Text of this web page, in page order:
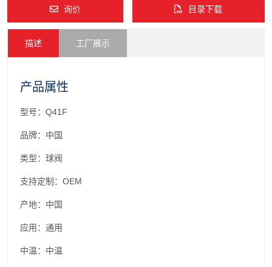
询价 目录下载
描述 工厂展示
产品属性
型号：Q41F
品牌：中国
类型：球阀
支持定制：OEM
产地：中国
应用：通用
中温：中温